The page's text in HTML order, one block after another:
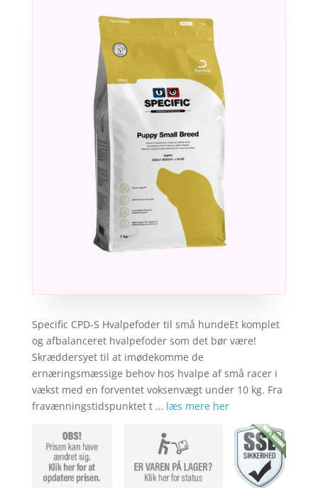
Specific CPD-S Hvalpefoder til små hundeEt komplet
og afbalanceret hvalpefoder som det bør være!
Skræddersyet til at imødekomme de
ernæringsmæssige behov hos hvalpe af små racer i
vækst med en forventet voksenvægt under 10 kg. Fra
fravænningstidspunktet t … læs mere her